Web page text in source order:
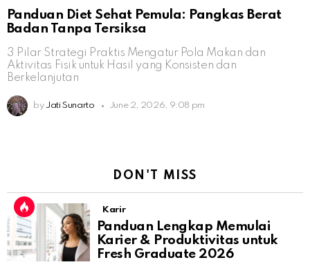
Panduan Diet Sehat Pemula: Pangkas Berat
Badan Tanpa Tersiksa
3 Pilar Strategi Praktis Mengatur Pola Makan dan
Aktivitas Fisik untuk Hasil yang Konsisten dan
Berkelanjutan
by Jati Sunarto June 2, 2026, 9:08 pm
DON'T MISS
Karir
Panduan Lengkap Memulai
Karier & Produktivitas untuk
Fresh Graduate 2026